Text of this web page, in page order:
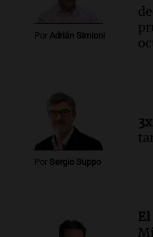
la ley de
el Senado.
Audio.
por la Ley de
relato mentiroso"
Informados al regreso
Episodios
Por Adrián Simioni
Por Sergio Suppo